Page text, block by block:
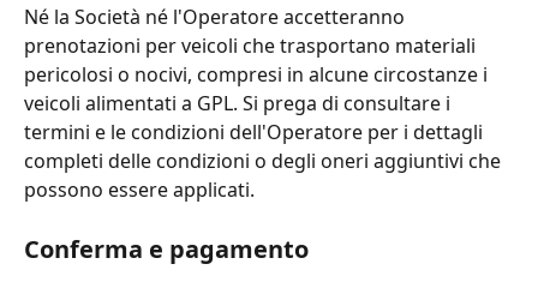
Né la Società né l'Operatore accetteranno
prenotazioni per veicoli che trasportano materiali
pericolosi o nocivi, compresi in alcune circostanze i
veicoli alimentati a GPL. Si prega di consultare i
termini e le condizioni dell'Operatore per i dettagli
completi delle condizioni o degli oneri aggiuntivi che
possono essere applicati.
Conferma e pagamento